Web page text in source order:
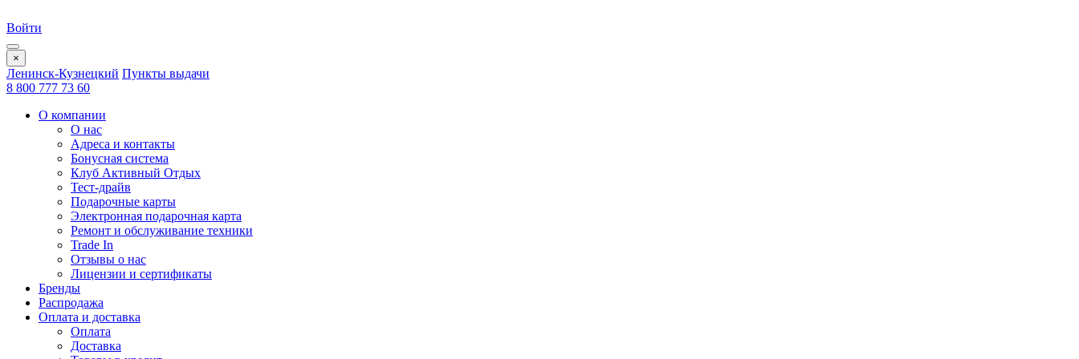
Войти
×
Ленинск-Кузнецкий Пункты выдачи
8 800 777 73 60
О компании
О нас
Адреса и контакты
Бонусная система
Клуб Активный Отдых
Тест-драйв
Подарочные карты
Электронная подарочная карта
Ремонт и обслуживание техники
Trade In
Отзывы о нас
Лицензии и сертификаты
Бренды
Распродажа
Оплата и доставка
Оплата
Доставка